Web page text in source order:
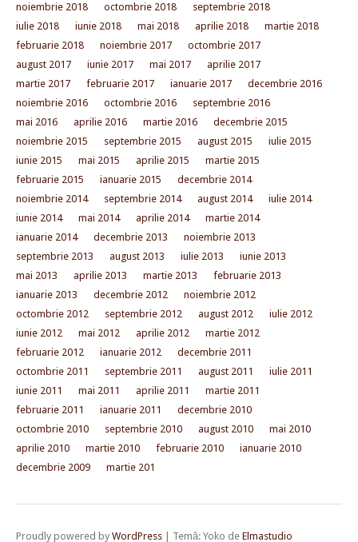
noiembrie 2018
octombrie 2018
septembrie 2018
iulie 2018
iunie 2018 mai 2018 aprilie 2018
martie 2018
februarie 2018
noiembrie 2017
octombrie 2017
august 2017
iunie 2017 mai 2017
aprilie 2017
martie 2017
februarie 2017 ianuarie 2017
decembrie 2016
noiembrie 2016
octombrie 2016
septembrie 2016
mai 2016
aprilie 2016 martie 2016
decembrie 2015
noiembrie 2015
septembrie 2015 august 2015
iulie 2015
iunie 2015
mai 2015 aprilie 2015
martie 2015
februarie 2015
ianuarie 2015
decembrie 2014
noiembrie 2014
septembrie 2014 august 2014
iulie 2014
iunie 2014
mai 2014 aprilie 2014
martie 2014
ianuarie 2014
decembrie 2013
noiembrie 2013
septembrie 2013
august 2013 iulie 2013
iunie 2013
mai 2013
aprilie 2013 martie 2013
februarie 2013
ianuarie 2013
decembrie 2012
noiembrie 2012
octombrie 2012
septembrie 2012 august 2012
iulie 2012
iunie 2012
mai 2012 aprilie 2012
martie 2012
februarie 2012
ianuarie 2012
decembrie 2011
octombrie 2011
septembrie 2011 august 2011
iulie 2011
iunie 2011
mai 2011 aprilie 2011
martie 2011
februarie 2011
ianuarie 2011
decembrie 2010
octombrie 2010
septembrie 2010 august 2010
mai 2010
aprilie 2010
martie 2010 februarie 2010
ianuarie 2010
decembrie 2009
martie 201
Proudly powered by WordPress Temă: Yoko de Elmastudio